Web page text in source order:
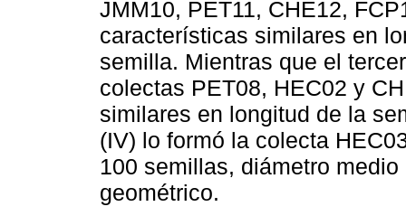
JMM10, PET11, CHE12,
características similares en
semilla. Mientras que el
colectas PET08, HEC02 y
similares en longitud de la
(IV) lo formó la colecta
100 semillas, diámetro
geométrico.